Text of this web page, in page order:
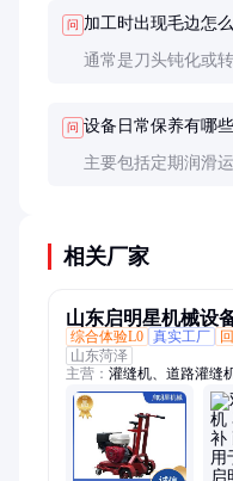
问 加工时出现毛边怎
通常是刀头钝化或
问 设备日常保养有哪
主要包括定期润滑
相关厂家
山东启明星机械设
综合体验L0 真实工厂
山东菏泽
主营： 灌缝机、道路灌缝
机、沥青再生搅拌机、热